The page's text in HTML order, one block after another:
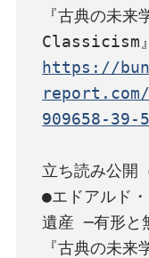
『古典の未
https://
909658-39-
立ち読み公開
●エドアルド
遺産 ─有形と
『古典の未